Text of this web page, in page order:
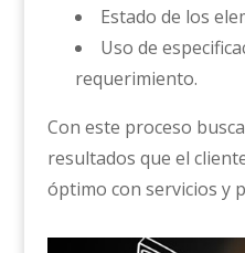
Estado de los
Uso de
requerimiento.
Con este proceso
resultados que el
óptimo con servicios y